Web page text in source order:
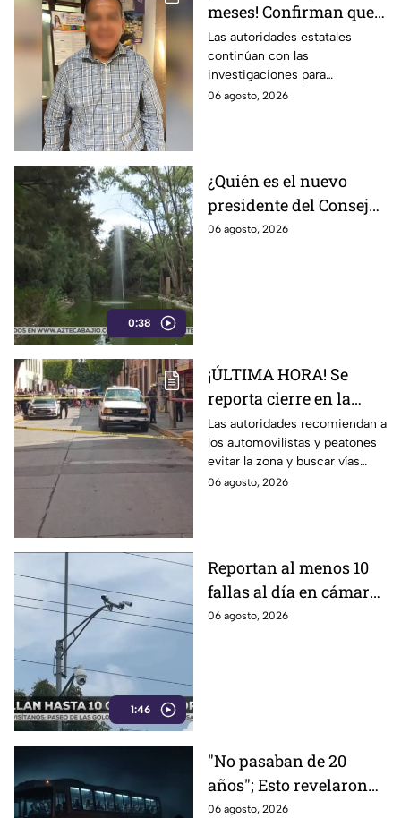
meses! Confirman que
el Delegado de La
Sandía en León fue
localizado sin vid4
Las autoridades estatales
continúan con las
investigaciones para
esclarecer el caso.
06 agosto, 2026
0:38
¿Quién es el nuevo
presidente del Consejo
del Zoológico de León?
06 agosto, 2026
¡ÚLTIMA HORA! Se
reporta cierre en la
calle 5 de Mayo en la
Zona Centro de León;
¿qué sucedió?
Las autoridades recomiendan a
los automovilistas y peatones
evitar la zona y buscar vías
alternas.
06 agosto, 2026
1:46
Reportan al menos 10
fallas al día en cámaras
de videovigilancia en
06 agosto, 2026
"No pasaban de 20
años"; Esto revelaron
los peregrinos que
06 agosto, 2026